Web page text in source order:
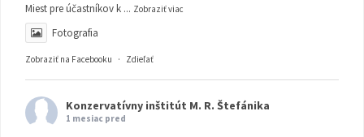
Miest pre účastníkov k ... Zobraziť viac
Fotografia
Zobraziť na Facebooku · Zdieľať
Konzervatívny inštitút M. R. Štefánika
1 mesiac pred